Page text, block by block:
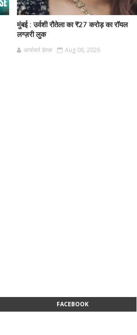
मुंबई : उर्वशी रौतेला का ₹27 करोड़ का रॉयल
लग्ज़री लुक
आर्यावर्त डेस्क Aug 08, 2026
FACEBOOK